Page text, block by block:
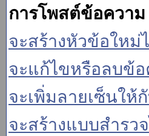
การโพสต์ข้อความ
จะสร้างหัวข้อใหม่
จะแก้ไขหรือลบข้อ
จะเพิ่มลายเซ็นให้
จะสร้างแบบสำรว